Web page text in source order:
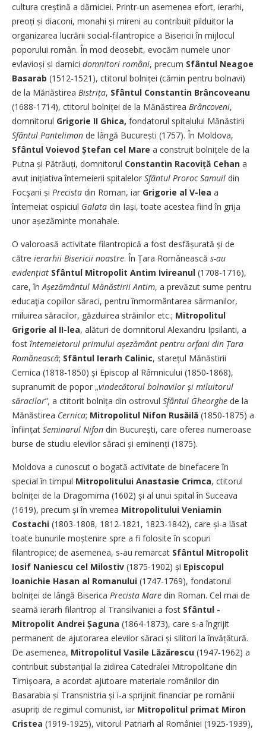
cultura creștină a dărniciei. Printr-un asemenea efort, ierarhi,
preoți și diaconi, monahi și mireni au contribuit pilduitor la
organizarea lucrării social-filantropice a Bisericii în mijlocul
poporului român. În mod deosebit, evocăm numele unor
evlavioși și darnici domnitori români, precum Sfântul Neagoe
Basarab (1512-1521), ctitorul bolniței (cămin pentru bolnavi)
de la Mănăstirea Bistrița, Sfântul Constantin Brâncoveanu
(1688-1714), ctitorul bolniței de la Mănăstirea Brâncoveni,
domnitorul Grigorie II Ghica, fondatorul spitalului Mănăstirii
Sfântul Pantelimon de lângă București (1757). În Moldova,
Sfântul Voievod Ștefan cel Mare a construit bolnițele de la
Putna și Pătrăuți, domnitorul Constantin Racoviță Cehan a
avut inițiativa întemeierii spitalelor Sfântul Proroc Samuil din
Focşani și Precista din Roman, iar Grigorie al V-lea a
întemeiat ospiciul Galata din Iași, toate acestea fiind în grija
unor așezăminte monahale.
O valoroasă activitate filantropică a fost desfășurată și de
către ierarhii Bisericii noastre. În Țara Românească s-au
evidențiat Sfântul Mitropolit Antim Ivireanul (1708-1716),
care, în Așezământul Mănăstirii Antim, a prevăzut sume pentru
educaţia copiilor săraci, pentru înmormântarea sărmanilor,
miluirea săracilor, găzduirea străinilor etc.; Mitropolitul
Grigorie al II-lea, alături de domnitorul Alexandru Ipsilanti, a
fost întemeietorul primului așezământ pentru orfani din Țara
Românească; Sfântul Ierarh Calinic, starețul Mănăstirii
Cernica (1818-1850) și Episcop al Râmnicului (1850-1868),
supranumit de popor „vindecătorul bolnavilor și miluitorul
săracilor”, a ctitorit bolnița din ostrovul Sfântul Gheor­ghe de la
Mănăstirea Cernica; Mitropolitul Nifon Rusăilă (1850-1875) a
înființat Seminarul Nifon din București, care oferea numeroase
burse de studiu elevilor săraci și eminenți (1875).
Moldova a cunoscut o bogată activitate de binefacere în
special în timpul Mitropolitului Anastasie Crimca, ctitorul
bolniței de la Dragomirna (1602) și al unui spital în Suceava
(1619), precum și în vremea Mitropolitului Veniamin
Costachi (1803-1808, 1812-1821, 1823-1842), care și-a lăsat
toate bunurile moștenire spre a fi folosite în scopuri
filantropice; de asemenea, s-au remarcat Sfântul Mitropolit
Iosif Naniescu cel Milostiv (1875-1902) și Episcopul
Ioanichie Hasan al Romanului (1747-1769), fondatorul
bolniței de lângă Biserica Precista Mare din Roman. Cel mai de
seamă ierarh filantrop al ­Transilvaniei a fost Sfântul ­
Mitropolit Andrei Șaguna (1864-1873), care s-a îngrijit
permanent de ajutorarea elevilor săraci și silitori la învățătură.
De asemenea, Mitropolitul Vasile Lăzărescu (1947-1962) a
contribuit substan­țial la zidirea Catedralei Mitropolitane din
Timi­șoara, a acordat ajutoare materiale românilor din
Basarabia și Transnistria și i-a sprijinit financiar pe românii
asupriți de regimul comunist, iar Mitropolitul primat Miron
Cristea (1919-1925), viitorul Patriarh al României (1925-1939),